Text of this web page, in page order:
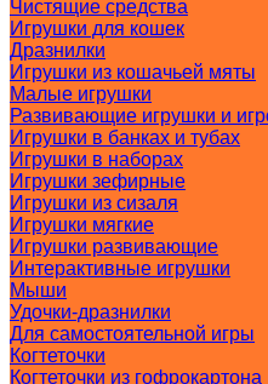
Чистящие средства
Игрушки для кошек
Дразнилки
Игрушки из кошачьей мяты
Малые игрушки
Развивающие игрушки и
Игрушки в банках и тубах
Игрушки в наборах
Игрушки зефирные
Игрушки из сизаля
Игрушки мягкие
Игрушки развивающие
Интерактивные игрушки
Мыши
Удочки-дразнилки
Для самостоятельной игры
Когтеточки
Когтеточки из гофрокартона